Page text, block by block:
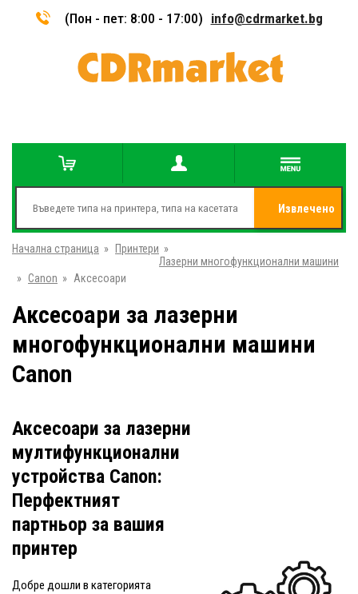
(Пон - пет: 8:00 - 17:00) info@cdrmarket.bg
Извлечено
Начална страница » Принтери »
Лазерни многофункционални машини
» Canon » Аксесоари
Аксесоари за лазерни
многофункционални машини
Canon
Аксесоари за лазерни
мултифункционални
устройства Canon:
Перфектният
партньор за вашия
принтер
Добре дошли в категорията